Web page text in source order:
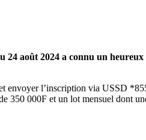
24 août 2024 a connu un
envoyer l’inscription via USSD
350 000F et un lot mensuel dont